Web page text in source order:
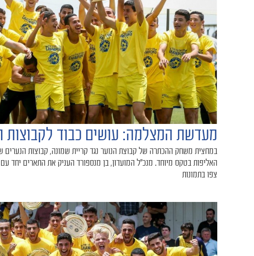
מעדשת המצלמה: עושים כבוד לקבוצות
במחצית משחק ההכתרה של קבוצת הנוער נגד קריית שמונה, קבוצות הנערים
האליפות בטקס מיוחד. מנכ״ל המועדון, בן מנספורד העניק את התארים יחד עם
צפו בתמונות